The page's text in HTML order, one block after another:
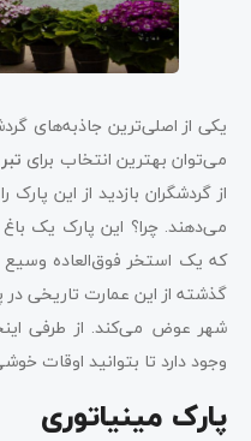
یکی از اصلی‌ترین جاذبه‌های
می‌توان بهترین انتخاب برای
از گردشگران بازدید از این
می‌دهند. چرا؟ این پارک یک
که یک استخر فوق‌العاده
گذشته از این عمارت تاریخی در
شهر عوض می‌کند. از طرفی
وجود دارد تا بتوانید اوقات
پارک مینیاتوری